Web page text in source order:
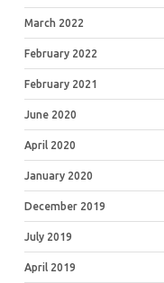
March 2022
February 2022
February 2021
June 2020
April 2020
January 2020
December 2019
July 2019
April 2019